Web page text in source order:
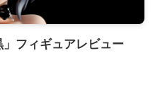
フィギュアレビュー